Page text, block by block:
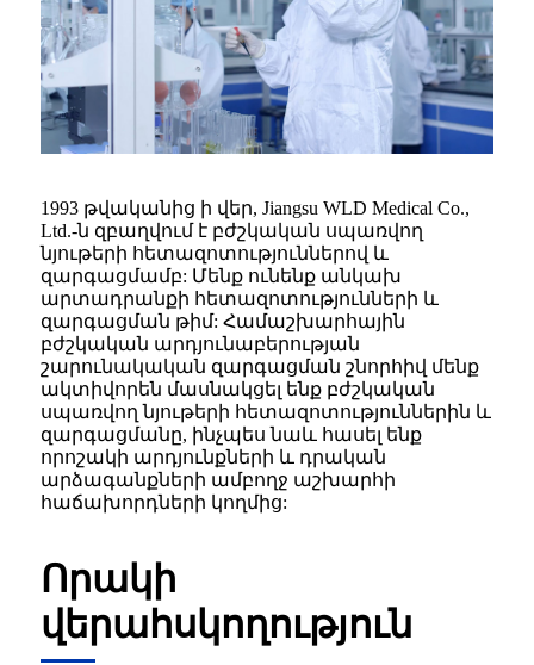
1993 թվականից ի վեր, Jiangsu WLD Medical Co.,
Ltd.-ն զբաղվում է բժշկական սպառվող
նյութերի հետազոտություններով և
զարգացմամբ: Մենք ունենք անկախ
արտադրանքի հետազոտությունների և
զարգացման թիմ: Համաշխարհային
բժշկական արդյունաբերության
շարունակական զարգացման շնորհիվ մենք
ակտիվորեն մասնակցել ենք բժշկական
սպառվող նյութերի հետազոտություններին և
զարգացմանը, ինչպես նաև հասել ենք
որոշակի արդյունքների և դրական
արձագանքների ամբողջ աշխարհի
հաճախորդների կողմից:
Որակի
վերահսկողություն